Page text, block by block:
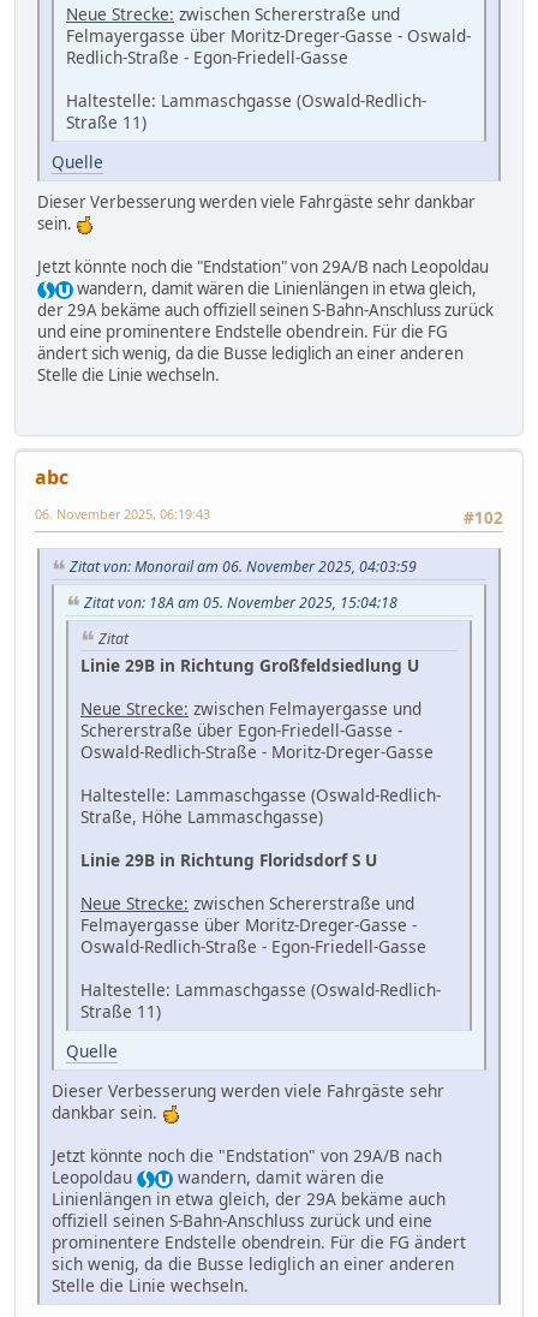
Neue Strecke: zwischen Schererstraße und
Felmayergasse über Moritz-Dreger-Gasse - Oswald-
Redlich-Straße - Egon-Friedell-Gasse
Haltestelle: Lammaschgasse (Oswald-Redlich-
Straße 11)
Quelle
Dieser Verbesserung werden viele Fahrgäste sehr dankbar
sein.
Jetzt könnte noch die "Endstation" von 29A/B nach Leopoldau
wandern, damit wären die Linienlängen in etwa gleich,
der 29A bekäme auch offiziell seinen S-Bahn-Anschluss zurück
und eine prominentere Endstelle obendrein. Für die FG
ändert sich wenig, da die Busse lediglich an einer anderen
Stelle die Linie wechseln.
abc
#102
06. November 2025, 06:19:43
Zitat von: Monorail am 06. November 2025, 04:03:59
Zitat von: 18A am 05. November 2025, 15:04:18
Zitat
Linie 29B in Richtung Großfeldsiedlung U
Neue Strecke: zwischen Felmayergasse und
Schererstraße über Egon-Friedell-Gasse -
Oswald-Redlich-Straße - Moritz-Dreger-Gasse
Haltestelle: Lammaschgasse (Oswald-Redlich-
Straße, Höhe Lammaschgasse)
Linie 29B in Richtung Floridsdorf S U
Neue Strecke: zwischen Schererstraße und
Felmayergasse über Moritz-Dreger-Gasse -
Oswald-Redlich-Straße - Egon-Friedell-Gasse
Haltestelle: Lammaschgasse (Oswald-Redlich-
Straße 11)
Quelle
Dieser Verbesserung werden viele Fahrgäste sehr
dankbar sein.
Jetzt könnte noch die "Endstation" von 29A/B nach
Leopoldau
wandern, damit wären die
Linienlängen in etwa gleich, der 29A bekäme auch
offiziell seinen S-Bahn-Anschluss zurück und eine
prominentere Endstelle obendrein. Für die FG ändert
sich wenig, da die Busse lediglich an einer anderen
Stelle die Linie wechseln.